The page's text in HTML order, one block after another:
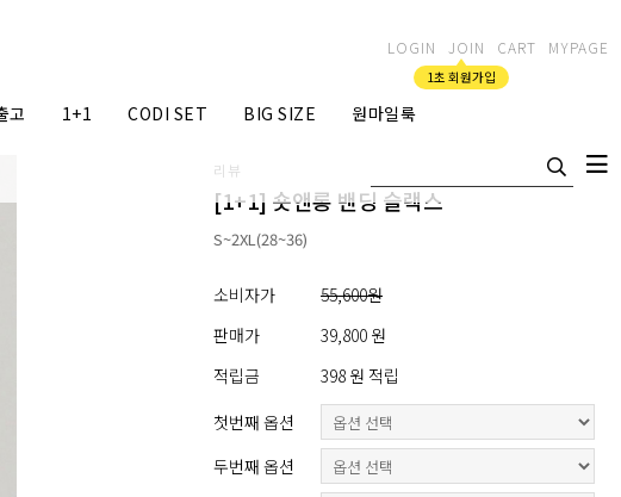
LOGIN JOIN
1초 회원가입
CART MYPAGE
고 1+1 CODI SET BIG SIZE 원마일룩
리뷰
[1+1] 숏앤롱 밴딩 슬랙스
S~2XL(28~36)
소비자가
55,600원
판매가
39,800 원
적립금
398 원 적립
첫번째 옵션
두번째 옵션